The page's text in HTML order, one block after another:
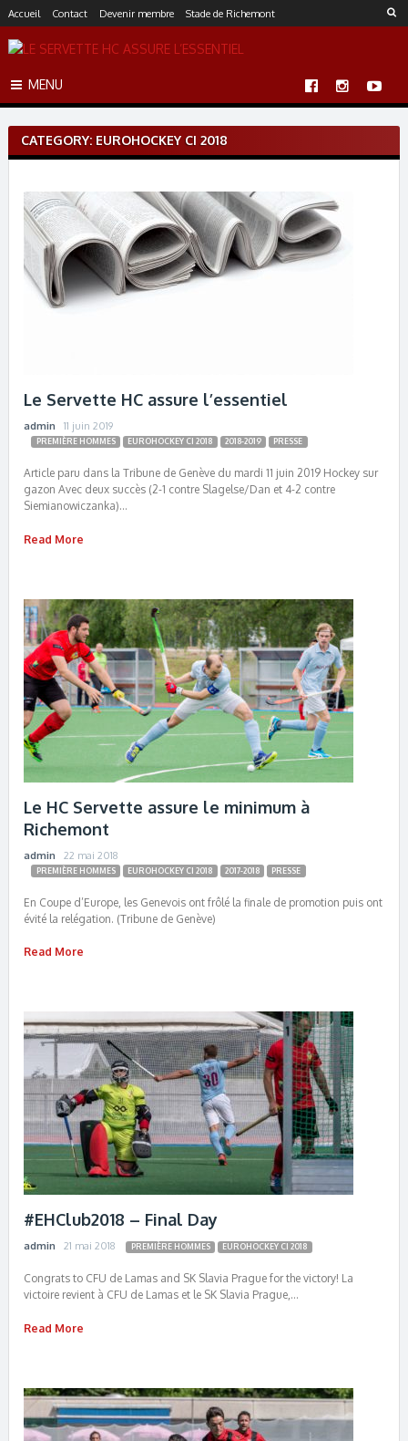
k
o
Accueil Contact Devenir membre Stade de Richemont
MENU
CATEGORY: EUROHOCKEY CI 2018
Le Servette HC assure l’essentiel
admin 11 juin 2019
PREMIÈRE HOMMES EUROHOCKEY CI 2018 2018-2019 PRESSE
Article paru dans la Tribune de Genève du mardi 11 juin 2019 Hockey sur
gazon Avec deux succès (2-1 contre Slagelse/Dan et 4-2 contre
Siemianowiczanka)…
Read More
Le HC Servette assure le minimum à
Richemont
admin 22 mai 2018
PREMIÈRE HOMMES EUROHOCKEY CI 2018 2017-2018 PRESSE
En Coupe d’Europe, les Genevois ont frôlé la finale de promotion puis ont
évité la relégation. (Tribune de Genève)
Read More
#EHClub2018 – Final Day
admin 21 mai 2018 PREMIÈRE HOMMES EUROHOCKEY CI 2018
Congrats to CFU de Lamas and SK Slavia Prague for the victory! La
victoire revient à CFU de Lamas et le SK Slavia Prague,…
Read More